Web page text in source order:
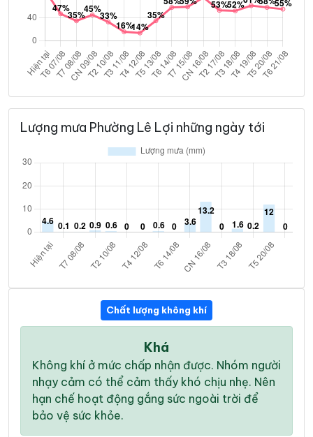
Lượng mưa Phường Lê Lợi những ngày tới
Chất lượng không khí
Khá
Không khí ở mức chấp nhận được. Nhóm người
nhạy cảm có thể cảm thấy khó chịu nhẹ. Nên
hạn chế hoạt động gắng sức ngoài trời để
bảo vệ sức khỏe.